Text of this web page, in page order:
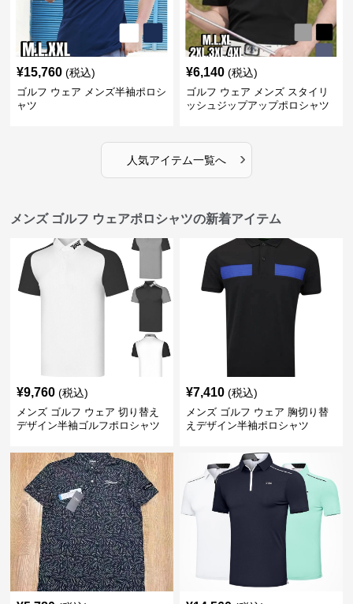
¥15,760 (税込)
ゴルフ ウェア メンズ半袖ポロシ
ャツ
¥6,140 (税込)
ゴルフ ウェア メンズ スタイリ
ッシュジップアップポロシャツ
人気アイテム一覧へ ›
メンズ ゴルフ ウェアポロシャツの新着アイテム
¥9,760 (税込)
メンズ ゴルフ ウェア 切り替え
デザイン半袖ゴルフポロシャツ
¥7,410 (税込)
メンズ ゴルフ ウェア 胸切り替
えデザイン半袖ポロシャツ